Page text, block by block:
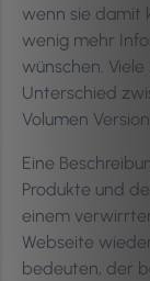
wenn sie damit
wenig mehr
wünschen.
Unterschied
Volumen
Eine
Produkte und
einem
Webseite
bedeuten, der